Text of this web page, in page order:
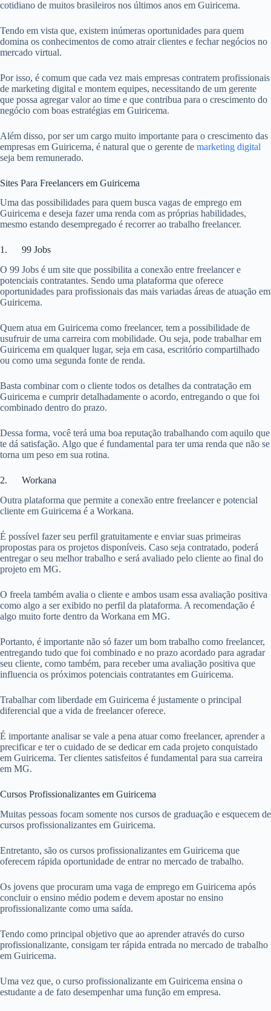
cotidiano de muitos brasileiros nos últimos anos em Guiricema.
Tendo em vista que, existem inúmeras oportunidades para quem
domina os conhecimentos de como atrair clientes e fechar negócios no
mercado virtual.
Por isso, é comum que cada vez mais empresas contratem profissionais
de marketing digital e montem equipes, necessitando de um gerente
que possa agregar valor ao time e que contribua para o crescimento do
negócio com boas estratégias em Guiricema.
Além disso, por ser um cargo muito importante para o crescimento das
empresas em Guiricema, é natural que o gerente de marketing digital
seja bem remunerado.
Sites Para Freelancers em Guiricema
Uma das possibilidades para quem busca vagas de emprego em
Guiricema e deseja fazer uma renda com as próprias habilidades,
mesmo estando desempregado é recorrer ao trabalho freelancer.
1. 99 Jobs
O 99 Jobs é um site que possibilita a conexão entre freelancer e
potenciais contratantes. Sendo uma plataforma que oferece
oportunidades para profissionais das mais variadas áreas de atuação em
Guiricema.
Quem atua em Guiricema como freelancer, tem a possibilidade de
usufruir de uma carreira com mobilidade. Ou seja, pode trabalhar em
Guiricema em qualquer lugar, seja em casa, escritório compartilhado
ou como uma segunda fonte de renda.
Basta combinar com o cliente todos os detalhes da contratação em
Guiricema e cumprir detalhadamente o acordo, entregando o que foi
combinado dentro do prazo.
Dessa forma, você terá uma boa reputação trabalhando com aquilo que
te dá satisfação. Algo que é fundamental para ter uma renda que não se
torna um peso em sua rotina.
2. Workana
Outra plataforma que permite a conexão entre freelancer e potencial
cliente em Guiricema é a Workana.
É possível fazer seu perfil gratuitamente e enviar suas primeiras
propostas para os projetos disponíveis. Caso seja contratado, poderá
entregar o seu melhor trabalho e será avaliado pelo cliente ao final do
projeto em MG.
O freela também avalia o cliente e ambos usam essa avaliação positiva
como algo a ser exibido no perfil da plataforma. A recomendação é
algo muito forte dentro da Workana em MG.
Portanto, é importante não só fazer um bom trabalho como freelancer,
entregando tudo que foi combinado e no prazo acordado para agradar
seu cliente, como também, para receber uma avaliação positiva que
influencia os próximos potenciais contratantes em Guiricema.
Trabalhar com liberdade em Guiricema é justamente o principal
diferencial que a vida de freelancer oferece.
É importante analisar se vale a pena atuar como freelancer, aprender a
precificar e ter o cuidado de se dedicar em cada projeto conquistado
em Guiricema. Ter clientes satisfeitos é fundamental para sua carreira
em MG.
Cursos Profissionalizantes em Guiricema
Muitas pessoas focam somente nos cursos de graduação e esquecem de
cursos profissionalizantes em Guiricema.
Entretanto, são os cursos profissionalizantes em Guiricema que
oferecem rápida oportunidade de entrar no mercado de trabalho.
Os jovens que procuram uma vaga de emprego em Guiricema após
concluir o ensino médio podem e devem apostar no ensino
profissionalizante como uma saída.
Tendo como principal objetivo que ao aprender através do curso
profissionalizante, consigam ter rápida entrada no mercado de trabalho
em Guiricema.
Uma vez que, o curso profissionalizante em Guiricema ensina o
estudante a de fato desempenhar uma função em empresa.